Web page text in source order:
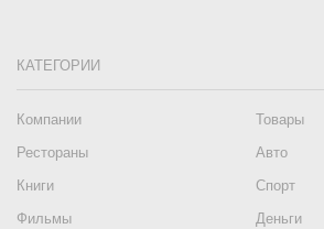
КАТЕГОРИИ
Компании
Товары
Рестораны
Авто
Книги
Спорт
Фильмы
Деньги